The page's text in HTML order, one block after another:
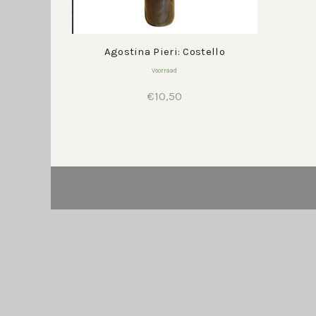
Agostina Pieri: Costello
Voorraad
€10,50